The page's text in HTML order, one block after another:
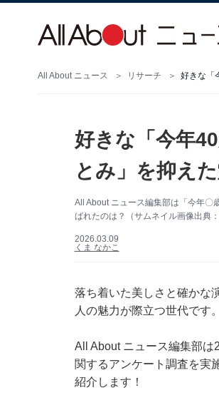
All About ニュース リサーチ 好きな「
好きな「今年
とみ」を抑え
All About ニュース編集部は「今年〇
ばれたのは？（サムネイル画像出典
2026.03.09
くま なかこ
落ち着いた美しさと確かな
人の魅力が際立つ世代です。
All About ニュース編集部
関するアンケート調査を実
紹介します！